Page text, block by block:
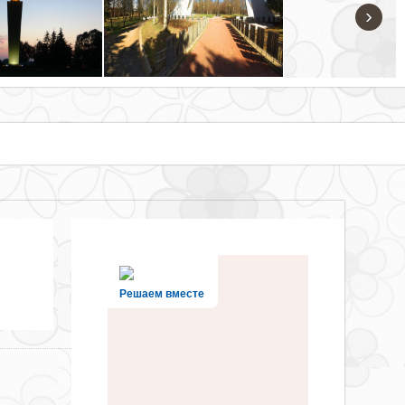
›
Решаем вместе